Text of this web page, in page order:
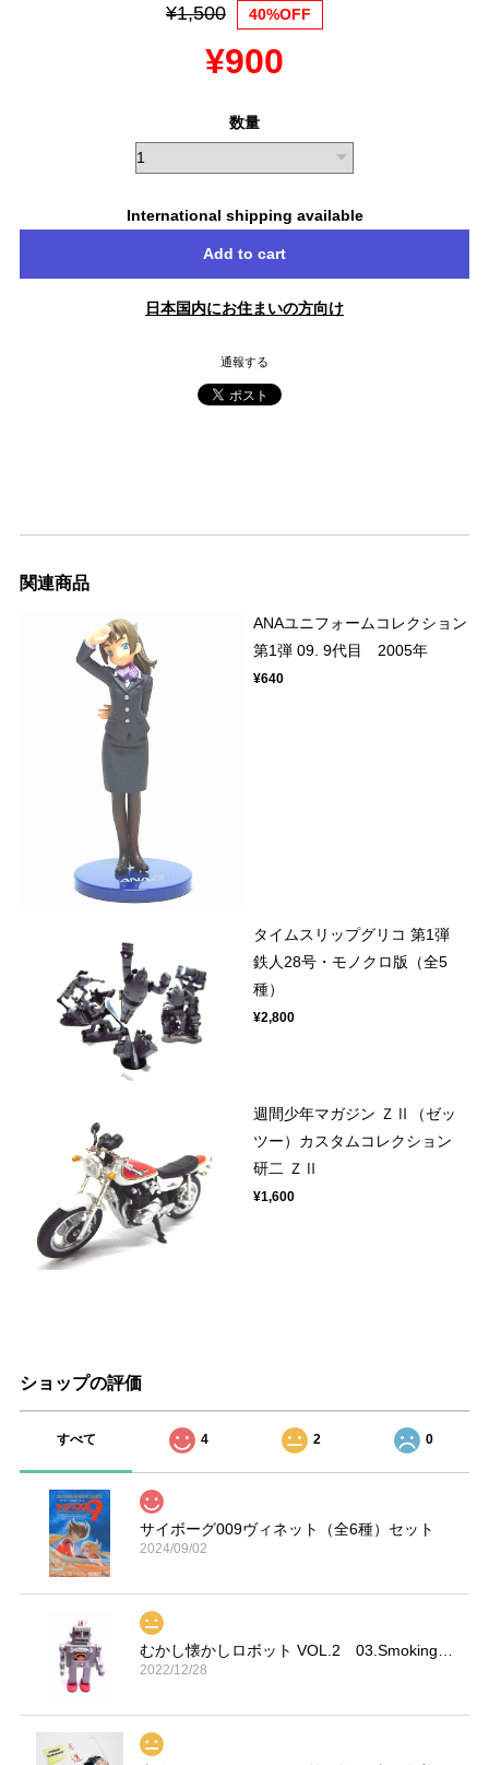
¥1,500 40%OFF
¥900
数量
International shipping available
Add to cart
日本国内にお住まいの方向け
通報する
関連商品
ANAユニフォームコレクション
第1弾 09. 9代目 2005年
¥640
タイムスリップグリコ 第1弾
鉄人28号・モノクロ版（全5
種）
¥2,800
週間少年マガジン ＺⅡ（ゼッ
ツー）カスタムコレクション
研二 ＺⅡ
¥1,600
ショップの評価
すべて 4 2 0
サイボーグ009ヴィネット（全6種）セット
2024/09/02
2022/12/28